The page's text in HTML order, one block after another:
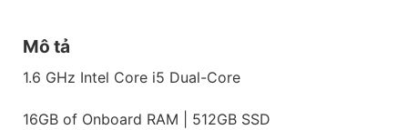
Mô tả
1.6 GHz Intel Core i5 Dual-Core
16GB of Onboard RAM | 512GB SSD